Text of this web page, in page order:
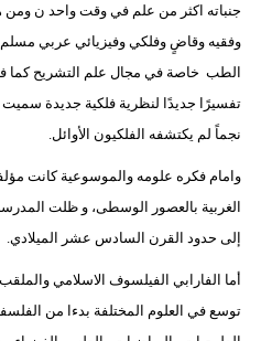
جنباته اكثر من علم في وقت واحد ن
وفقيه وقاضٍ وفلكي وفيزيائي عربي
الطب خاصة في مجال علم التشريح كما في
تفسيرًا جديدًا لنظرية فلكية جديدة
نجماً لم يكتشفه الفلكيون الأوائل.
وامام فكره علومه والموسوعية كانت
الغربية بالعصور الوسطى، و ظلت
إلى حدود القرن السادس عشر الميلادي.
أما الفارابي الفيلسوف الاسلامي
توسع في العلوم المختلفة بدءا من